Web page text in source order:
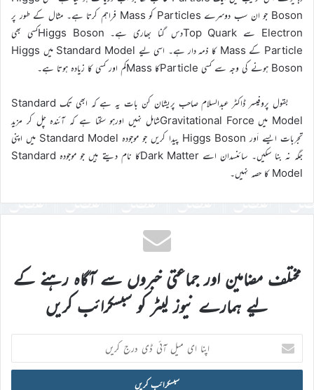
Boson جو ان سب دوسرے Particles کو Mass فراہم کرتا ہے۔ مثال کے طور پر
Electron سے Top Quarkدس گنا بھاری ہے۔ Higgs Bosonکسی بھی
Particle کے Mass کا ذمہ دار ہے۔ اسی لیے Standard Model میں Higgs
Boson ہونے کی وجہ سے کسی Particleکا Massکم اور کسی کا زیادہ ہوتا ہے۔
بقول پروفیسر ڈاکٹر عبدالسلام صاحب پریشان کن بات یہ ہے کہ ابھی تک Standard
Model میں Gravitational Forceشامل نہیں اورہو سکتا ہے کہ آئندہ چل کر مزید
تجربات ایسے اَور Higgs Boson پیدا کریں جو موجودہ Standard Model میں اپنی
جگہ نہ بنا سکیں۔ سائنسدان اسے Dark Matterکا نام دیتے ہیں جو موجودہ Standard
Model کا حصہ نہیں۔
مختلف مضامین اور جماعتی خبروں سے آگاہ رہنے کے
لیے ہمارے نیوز لیٹر کو سبسکرائب کریں
اپنا
ای
میل